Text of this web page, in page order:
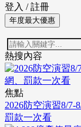
登入 / 註冊
年度最大優惠
熱搜內容
焦點
2026防空演習8/7-
罰款一次看